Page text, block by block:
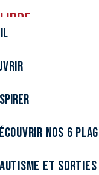
nos 6
et sorties
plage met à
location à la
accessibles.
accessible ?
au
A Comprendre